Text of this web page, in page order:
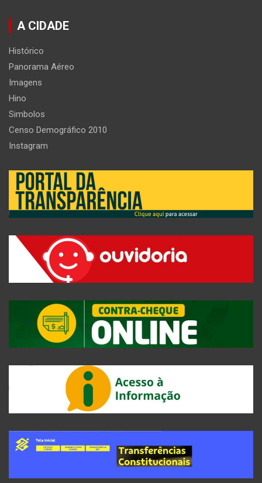
A CIDADE
Histórico
Panorama Aéreo
Imagens
Hino
Simbolos
Censo Demográfico 2010
Instagram